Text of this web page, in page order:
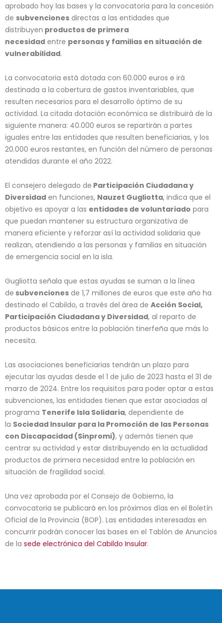
aprobado hoy las bases y la convocatoria para la concesión
de subvenciones directas a las entidades que
distribuyen productos de primera
necesidad entre personas y familias en situación de
vulnerabilidad.
La convocatoria está dotada con 60.000 euros e irá
destinada a la cobertura de gastos inventariables, que
resulten necesarios para el desarrollo óptimo de su
actividad. La citada dotación económica se distribuirá de la
siguiente manera: 40.000 euros se repartirán a partes
iguales entre las entidades que resulten beneficiarias, y los
20.000 euros restantes, en función del número de personas
atendidas durante el año 2022.
El consejero delegado de Participación Ciudadana y
Diversidad en funciones, Nauzet Gugliotta, indica que el
objetivo es apoyar a las entidades de voluntariado para
que puedan mantener su estructura organizativa de
manera eficiente y reforzar así la actividad solidaria que
realizan, atendiendo a las personas y familias en situación
de emergencia social en la isla.
Gugliotta señala que estas ayudas se suman a la línea
de subvenciones de 1,7 millones de euros que este año ha
destinado el Cabildo, a través del área de Acción Social,
Participación Ciudadana y Diversidad, al reparto de
productos básicos entre la población tinerfeña que más lo
necesita.
Las asociaciones beneficiarias tendrán un plazo para
ejecutar las ayudas desde el 1 de julio de 2023 hasta el 31 de
marzo de 2024. Entre los requisitos para poder optar a estas
subvenciones, las entidades tienen que estar asociadas al
programa Tenerife Isla Solidaria, dependiente de
la Sociedad Insular para la Promoción de las Personas
con Discapacidad (Sinpromi), y además tienen que
centrar su actividad y estar distribuyendo en la actualidad
productos de primera necesidad entre la población en
situación de fragilidad social.
Una vez aprobada por el Consejo de Gobierno, la
convocatoria se publicará en los próximos días en el Boletín
Oficial de la Provincia (BOP). Las entidades interesadas en
concurrir podrán conocer las bases en el Tablón de Anuncios
de la sede electrónica del Cabildo Insular.